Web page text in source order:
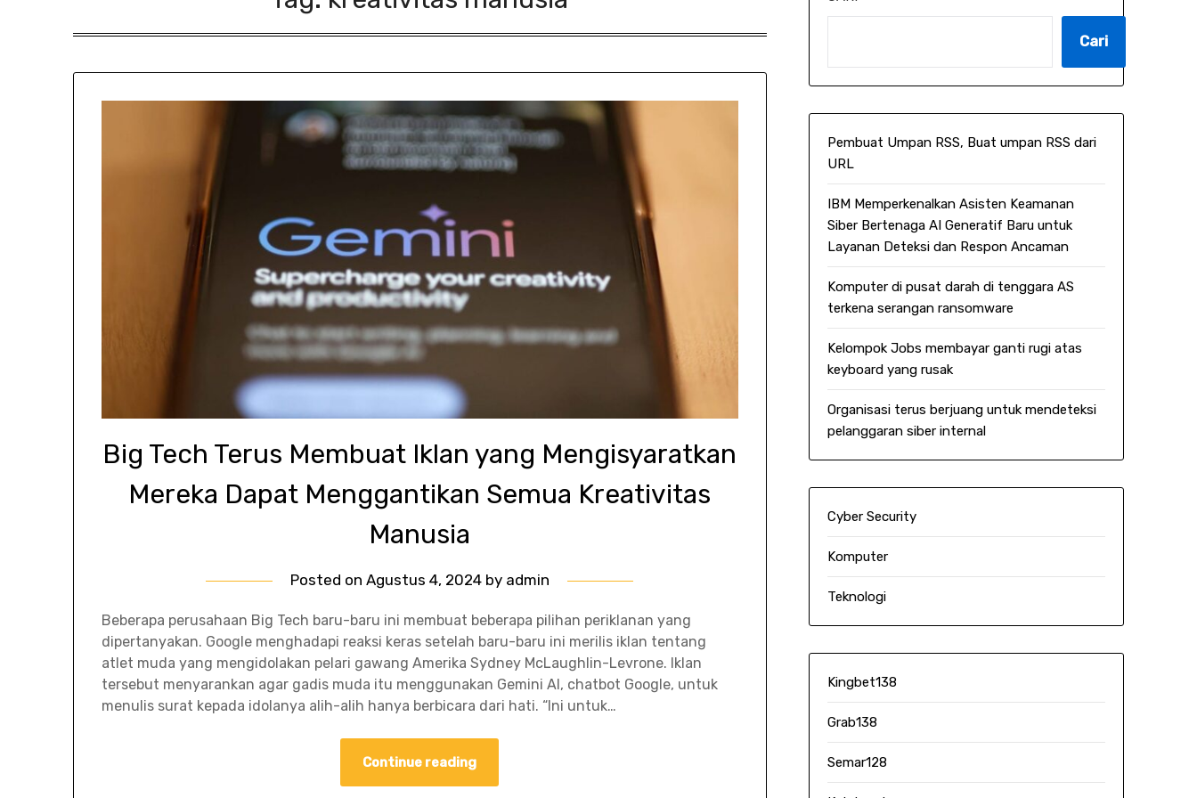
Big Tech Terus Membuat Iklan yang Mengisyaratkan
Mereka Dapat Menggantikan Semua Kreativitas
Manusia
Posted on Agustus 4, 2024by admin
Beberapa perusahaan Big Tech baru-baru ini membuat beberapa pilihan periklanan yang
dipertanyakan. Google menghadapi reaksi keras setelah baru-baru ini merilis iklan tentang
atlet muda yang mengidolakan pelari gawang Amerika Sydney McLaughlin-Levrone. Iklan
tersebut menyarankan agar gadis muda itu menggunakan Gemini AI, chatbot Google, untuk
menulis surat kepada idolanya alih-alih hanya berbicara dari hati. “Ini untuk…
Continue reading
Cari
Pembuat Umpan RSS, Buat umpan RSS dari
URL
IBM Memperkenalkan Asisten Keamanan
Siber Bertenaga AI Generatif Baru untuk
Layanan Deteksi dan Respon Ancaman
Komputer di pusat darah di tenggara AS
terkena serangan ransomware
Kelompok Jobs membayar ganti rugi atas
keyboard yang rusak
Organisasi terus berjuang untuk mendeteksi
pelanggaran siber internal
Cyber Security
Komputer
Teknologi
Kingbet138
Grab138
Semar128